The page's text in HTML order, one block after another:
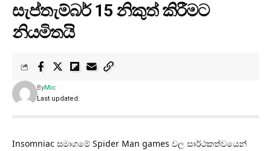
සැප්තැම්බර් 15 නිකුත් කිරීමට
නියමිතයි
Last updated:
ByMic
Insomniac සමාගමේ Spider Man games වල සාර්ථකත්වයෙන්